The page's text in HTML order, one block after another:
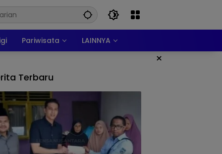
Pariwisata LAINNYA
×
Terbaru